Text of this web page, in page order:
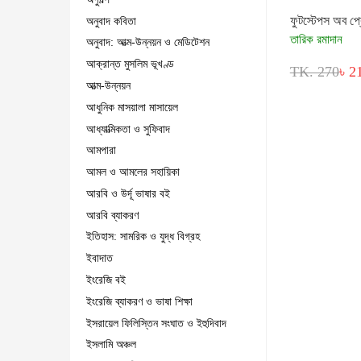
অনুবাদ কবিতা
অনুবাদ: আত্ম-উন্নয়ন ও মেডিটেশন
আক্রান্ত মুসলিম ভূখণ্ড
আত্ম-উন্নয়ন
আধুনিক মাসয়ালা মাসায়েল
আধ্যাত্মিকতা ও সুফিবাদ
আমপারা
আমল ও আমলের সহায়িকা
আরবি ও উর্দূ ভাষার বই
আরবি ব্যাকরণ
ইতিহাস: সামরিক ও যুদ্ধ বিগ্রহ
ইবাদাত
ইংরেজি বই
ইংরেজি ব্যাকরণ ও ভাষা শিক্ষা
ইসরায়েল ফিলিস্তিন সংঘাত ও ইহুদিবাদ
ইসলামি অঞ্চল
ফুটস্টেপস অব
তারিক রমাদান
TK. 270৳